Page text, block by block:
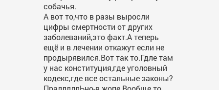
собачья.
А вот то,что в разы выросли
цифры смертности от других
заболеваний,это факт.А теперь
ещё и в лечении откажут если не
продырявился.Вот так то.Гдле там
у нас конституция,где уголовный
кодекс,где все остальные законы?